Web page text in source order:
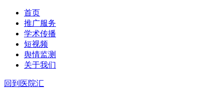
首页
推广服务
学术传播
短视频
舆情监测
关于我们
回到医院汇